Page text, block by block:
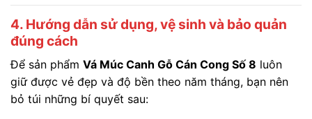
4. Hướng dẫn sử dụng, vệ sinh và bảo quản
đúng cách
Để sản phẩm Vá Múc Canh Gỗ Cán Cong Số 8 luôn
giữ được vẻ đẹp và độ bền theo năm tháng, bạn nên
bỏ túi những bí quyết sau: